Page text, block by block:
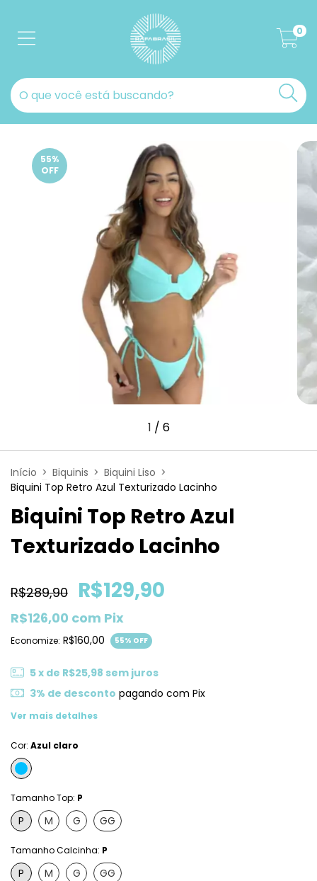
0
55%
OFF
1 / 6
Início > Biquinis > Biquini Liso >
Biquini Top Retro Azul Texturizado Lacinho
Biquini Top Retro Azul
Texturizado Lacinho
R$289,90 R$129,90
R$126,00 com Pix
Economize: R$160,00 55% OFF
5x de R$25,98 sem juros
3% de desconto pagando com Pix
Ver mais detalhes
Cor: Azul claro
Tamanho Top: P
P M G GG
Tamanho Calcinha: P
P M G GG